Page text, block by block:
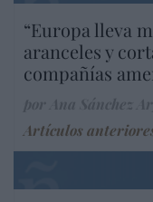
“Europa lleva
aranceles y
compañías
Artículos